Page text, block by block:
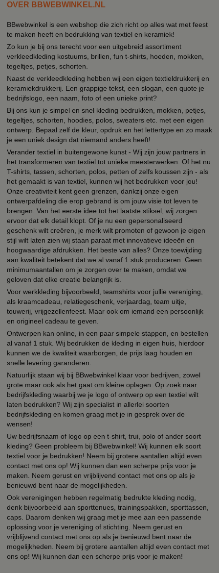
OVER BBWEBWINKEL.NL
BBwebwinkel is een webshop die zich richt op alles wat met feest
te maken heeft en bedrukking van textiel en keramiek!
Zo kun je bij ons terecht voor een uitgebreid assortiment
verkleedkleding kostuums, brillen, fun t-shirts, hoeden, mokken,
tegeltjes, petjes, schorten.
Naast de verkleedkleding hebben wij een eigen textieldrukkerij en
keramiekdrukkerij. Een grappige tekst, een slogan, een quote je
bedrijfslogo, een naam, foto of een unieke print?
Bij ons kun je simpel en snel kleding bedrukken, mokken, petjes,
tegeltjes, schorten, hoodies, polos, sweaters etc. met een eigen
ontwerp. Bepaal zelf de kleur, opdruk en het lettertype en zo maak
je een uniek design dat niemand anders heeft!
Verander textiel in buitengewone kunst - Wij zijn jouw partners in
het transformeren van textiel tot unieke meesterwerken. Of het nu
T-shirts, tassen, schorten, polos, petten of zelfs koussen zijn - als
het gemaakt is van textiel, kunnen wij het bedrukken voor jou!
Onze creativiteit kent geen grenzen, dankzij onze eigen
ontwerpafdeling die erop gebrand is om jouw visie tot leven te
brengen. Van het eerste idee tot het laatste stiksel, wij zorgen
ervoor dat elk detail klopt. Of je nu een gepersonaliseerd
geschenk wilt creëren, je merk wilt promoten of gewoon je eigen
stijl wilt laten zien wij staan paraat met innovatieve ideeën en
hoogwaardige afdrukken. Het beste van alles? Onze toewijding
aan kwaliteit betekent dat we al vanaf 1 stuk produceren. Geen
minimumaantallen om je zorgen over te maken, omdat we
geloven dat elke creatie belangrijk is.
Voor werkkleding bijvoorbeeld, teamshirts voor jullie vereniging,
als kraamcadeau, relatiegeschenk, verjaardag, team uitje,
touwerij, vrijgezellenfeest. Maar ook om iemand een persoonlijk
en origineel cadeau te geven.
Ontwerpen kan online, in een paar simpele stappen, en bestellen
al vanaf 1 stuk. Wij bedrukken de kleding in eigen huis, hierdoor
kunnen we de kwaliteit waarborgen, de prijs laag houden en
snelle levering garanderen.
Natuurlijk staan wij bij BBwebwinkel klaar voor bedrijven, zowel
grote maar ook als het gaat om kleine oplagen. Op zoek naar
bedrijfskleding waarbij we je logo of ontwerp op een textiel wilt
laten bedrukken? Wij zijn specialist in allerlei soorten
bedrijfskleding en komen graag met je in gesprek over de
wensen!
Uw bedrijfsnaam of logo op een t-shirt, trui, polo of ander soort
kleding? Geen probleem bij BBwebwinkel! Wij kunnen elk soort
textiel voor je bedrukken! Neem bij grotere aantallen altijd even
contact met ons op! Wij kunnen dan een scherpe prijs voor je
maken. Neem gerust en vrijblijvend contact met ons op als je
benieuwd bent naar de mogelijkheden.
Ook verenigingen hebben regelmatig bedrukte kleding nodig,
denk bijvoorbeeld aan sporttenues, trainingspakken, sporttassen,
caps. Daarom denken wij graag met je mee aan een passende
oplossing voor je vereniging of stichting. Neem gerust en
vrijblijvend contact met ons op als je benieuwd bent naar de
mogelijkheden. Neem bij grotere aantallen altijd even contact met
ons op! Wij kunnen dan een scherpe prijs voor je maken!